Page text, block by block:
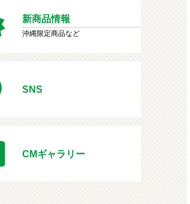
新商品情報
沖縄限定商品など
SNS
CMギャラリー